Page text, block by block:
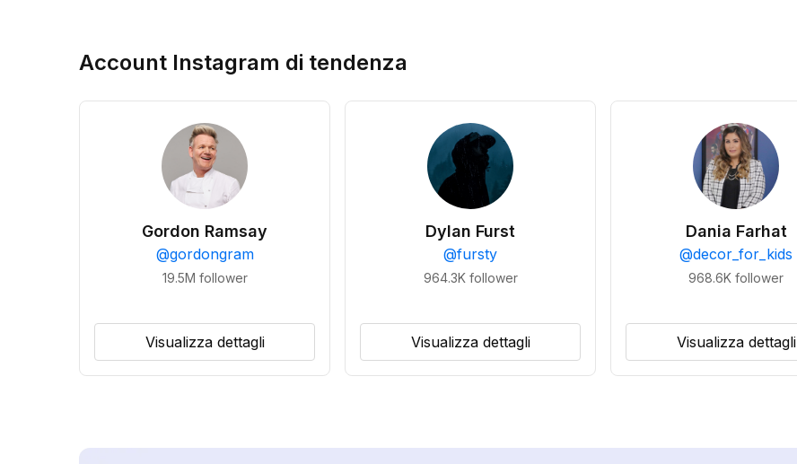
Account Instagram di tendenza
Gordon Ramsay
@gordongram
19.5M follower
Visualizza dettagli
Dylan Furst
@fursty
964.3K follower
Visualizza dettagli
Dania Farhat
@decor_for_kids
968.6K follower
Visualizza dettagli